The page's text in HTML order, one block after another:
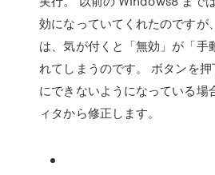
効になっていてくれたのです
は、気が付くと「無効」が「手
れてしまうのです。 ボタンを
にできないようになっている場
ィタから修正します。